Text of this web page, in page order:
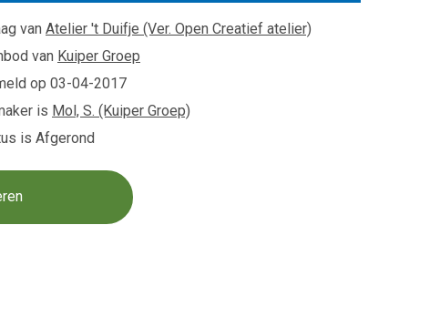
van Atelier 't Duifje (Ver. Open Creatief atelier)
van Kuiper Groep
op 03-04-2017
is Mol, S. (Kuiper Groep)
is Afgerond